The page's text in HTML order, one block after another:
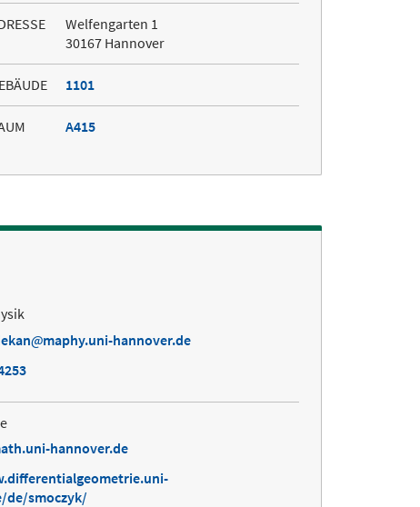
Welfengarten 1
30167 Hannover
1101
A415
maphy.uni-hannover.de
hannover.de
de/smoczyk/